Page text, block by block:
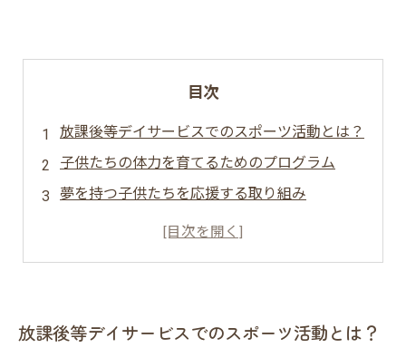
目次
放課後等デイサービスでのスポーツ活動とは？
子供たちの体力を育てるためのプログラム
夢を持つ子供たちを応援する取り組み
放課後デイサービスでのスポーツの効果とは？
放課後等デイサービスでのスポーツ活動とは？